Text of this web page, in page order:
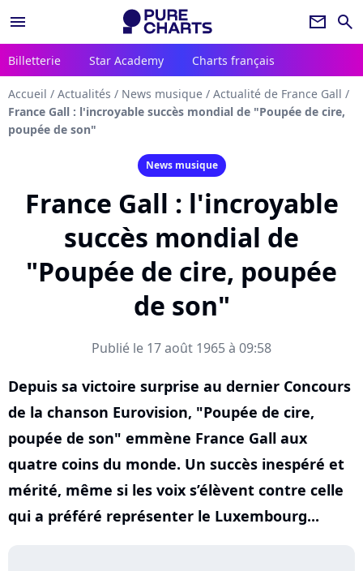
menu newsletter search
Billetterie Star Academy Charts français
Accueil / Actualités / News musique / Actualité de France Gall /
France Gall : l'incroyable succès mondial de "Poupée de cire,
poupée de son"
News musique
France Gall : l'incroyable
succès mondial de
"Poupée de cire, poupée
de son"
Publié le 17 août 1965 à 09:58
Depuis sa victoire surprise au dernier Concours
de la chanson Eurovision, "Poupée de cire,
poupée de son" emmène France Gall aux
quatre coins du monde. Un succès inespéré et
mérité, même si les voix s’élèvent contre celle
qui a préféré représenter le Luxembourg...